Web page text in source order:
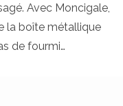
Avec Moncigale,
la boîte métallique
de fourmi…